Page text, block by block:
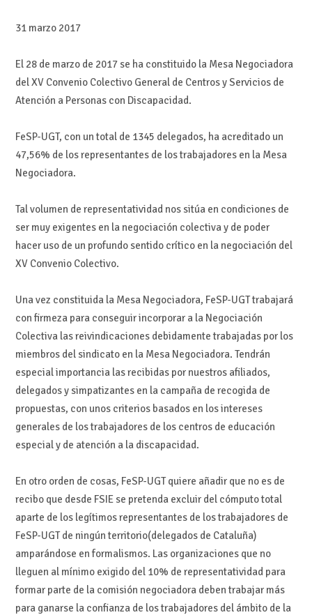
31 marzo 2017
El 28 de marzo de 2017 se ha constituido la Mesa Negociadora
del XV Convenio Colectivo General de Centros y Servicios de
Atención a Personas con Discapacidad.
FeSP-UGT, con un total de 1345 delegados, ha acreditado un
47,56% de los representantes de los trabajadores en la Mesa
Negociadora.
Tal volumen de representatividad nos sitúa en condiciones de
ser muy exigentes en la negociación colectiva y de poder
hacer uso de un profundo sentido crítico en la negociación del
XV Convenio Colectivo.
Una vez constituida la Mesa Negociadora, FeSP-UGT trabajará
con firmeza para conseguir incorporar a la Negociación
Colectiva las reivindicaciones debidamente trabajadas por los
miembros del sindicato en la Mesa Negociadora. Tendrán
especial importancia las recibidas por nuestros afiliados,
delegados y simpatizantes en la campaña de recogida de
propuestas, con unos criterios basados en los intereses
generales de los trabajadores de los centros de educación
especial y de atención a la discapacidad.
En otro orden de cosas, FeSP-UGT quiere añadir que no es de
recibo que desde FSIE se pretenda excluir del cómputo total
aparte de los legítimos representantes de los trabajadores de
FeSP-UGT de ningún territorio(delegados de Cataluña)
amparándose en formalismos. Las organizaciones que no
lleguen al mínimo exigido del 10% de representatividad para
formar parte de la comisión negociadora deben trabajar más
para ganarse la confianza de los trabajadores del ámbito de la